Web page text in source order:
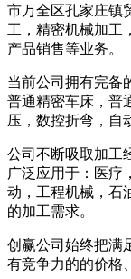
市万全区孔家庄镇
工，精密机械加工
产品销售等业务。
当前公司拥有完备
普通精密车床，普
压，数控折弯，自
公司不断吸取加工
广泛应用于：医疗
动，工程机械，石
的加工需求。
创赢公司始终把满
有竞争力的的价格